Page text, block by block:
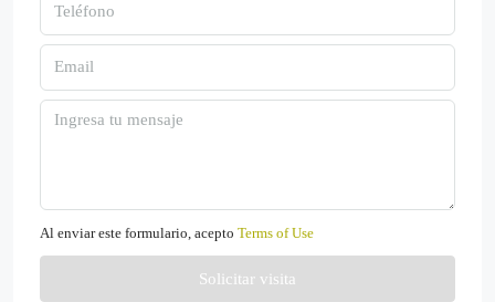
Al enviar este formulario, acepto Terms of Use
Solicitar visita